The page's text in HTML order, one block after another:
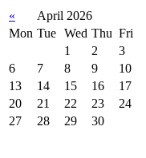
« April 2026
Mon Tue Wed Thu Fri
1
2 3
6
7 8 9 10
13
14 15 16 17
20
21 22 23 24
27
28 29 30